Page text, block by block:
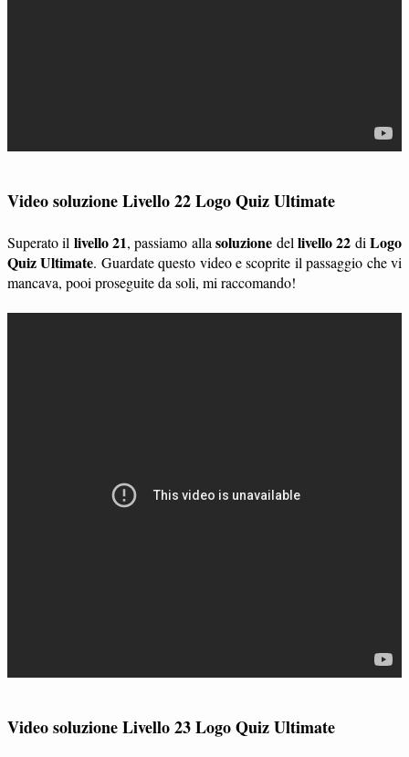
Video soluzione Livello 22 Logo Quiz Ultimate
Superato il livello 21, passiamo allasoluzione del livello 22 diLogo
Quiz Ultimate. Guardate questo video e scoprite il passaggio che vi
mancava, pooi proseguite da soli, mi raccomando!
Video soluzione Livello 23 Logo Quiz Ultimate